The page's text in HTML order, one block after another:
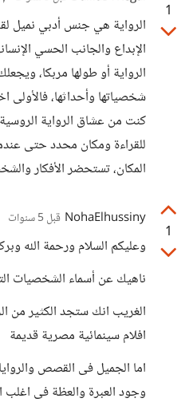
1
الرواية هي جنس أدبي نميل
الإبداع والجانب الحسي
الرواية أو طولها مربكا،
شخصياتها وأحداثها، فالأولى
كنت من عشاق الرواية
للقراءة ومكان محدد حتى
المكان، تستحضر الأفكار
1
NohaElhussiny قبل 5 سنوات
وعليكم السلام ورحمة الله
ناهيك عن أسماء الشخصيات
الغريب انك ستجد الكثير من
افلام سينمائية مصرية قديمة
اما الجميل فى القصص
وجود العبرة والعظة فى اغلب